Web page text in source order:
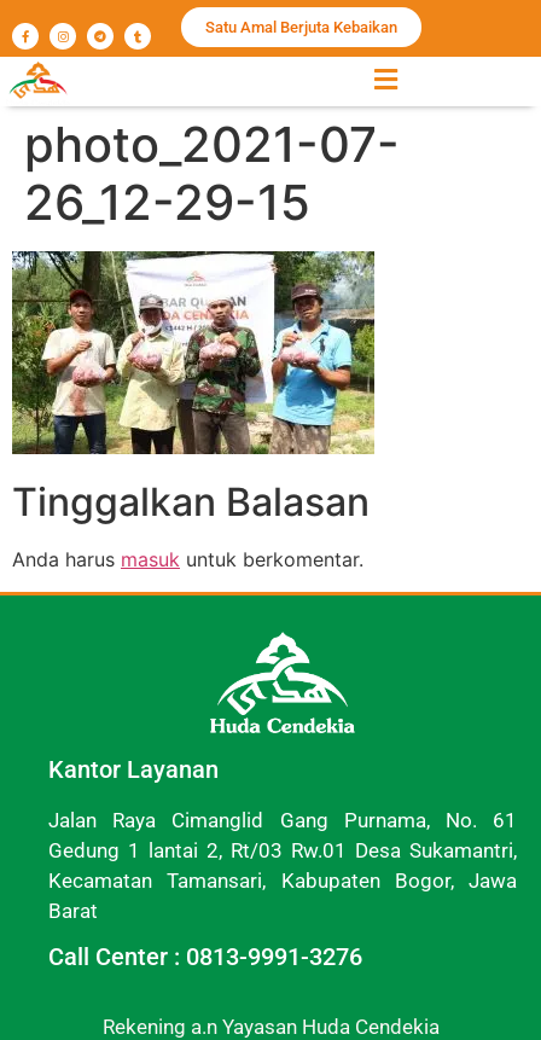
Satu Amal Berjuta Kebaikan
photo_2021-07-
26_12-29-15
Tinggalkan Balasan
Anda harus masuk untuk berkomentar.
Kantor Layanan
Jalan Raya Cimanglid Gang Purnama, No. 61
Gedung 1 lantai 2, Rt/03 Rw.01 Desa Sukamantri,
Kecamatan Tamansari, Kabupaten Bogor, Jawa
Barat
Call Center : 0813-9991-3276
Rekening a.n Yayasan Huda Cendekia